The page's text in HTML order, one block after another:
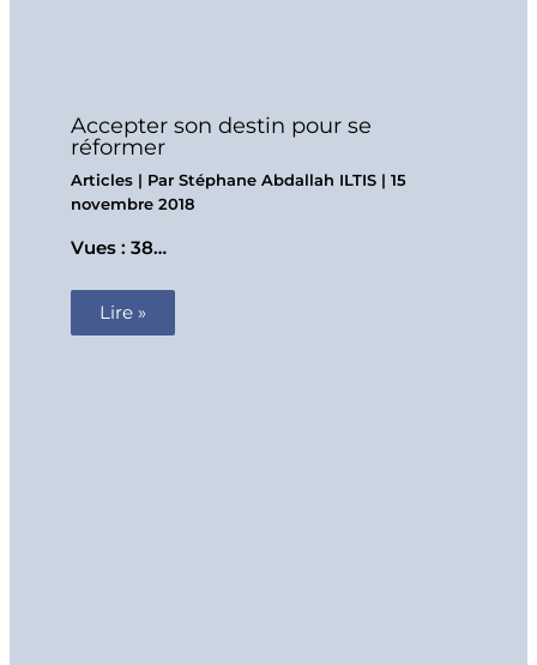
Accepter son destin pour se
réformer
Articles| Par Stéphane Abdallah ILTIS | 15
novembre 2018
Vues : 38…
Lire »